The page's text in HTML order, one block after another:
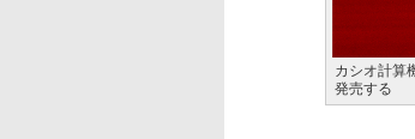
カシオ計算
発売する